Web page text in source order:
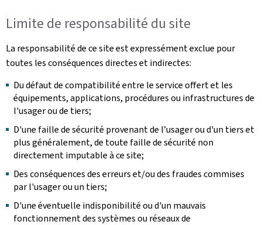
Limite de responsabilité du site
La responsabilité de ce site est expressément exclue pour
toutes les conséquences directes et indirectes:
Du défaut de compatibilité entre le service offert et les
équipements, applications, procédures ou infrastructures de
l'usager ou de tiers;
D'une faille de sécurité provenant de l’usager ou d'un tiers et
plus généralement, de toute faille de sécurité non
directement imputable à ce site;
Des conséquences des erreurs et/ou des fraudes commises
par l'usager ou un tiers;
D'une éventuelle indisponibilité ou d'un mauvais
fonctionnement des systèmes ou réseaux de